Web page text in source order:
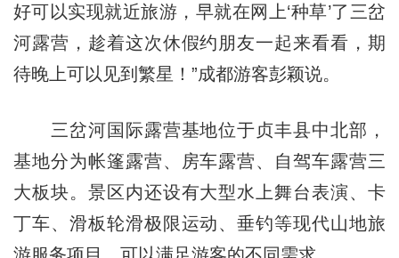
好可以实现就近旅游，早就在网上‘种草’了三岔
河露营，趁着这次休假约朋友一起来看看，期
待晚上可以见到繁星！”成都游客彭颖说。
三岔河国际露营基地位于贞丰县中北部，
基地分为帐篷露营、房车露营、自驾车露营三
大板块。景区内还设有大型水上舞台表演、卡
丁车、滑板轮滑极限运动、垂钓等现代山地旅
游服务项目，可以满足游客的不同需求。